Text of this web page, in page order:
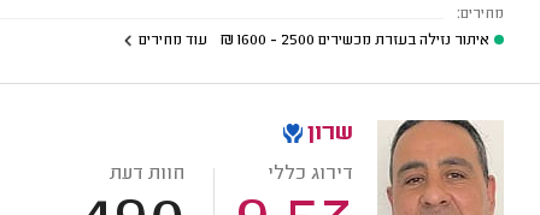
מחירים:
איתור נזילה בעזרת מכשירים 2500 - 1600
₪ עוד מחירים
שרון
דירוג כללי חוות דעת